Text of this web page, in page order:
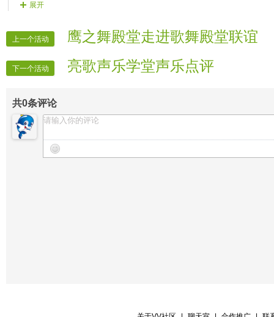
【25号演员放牛娃】 歌曲【朗诵】
展开
上一个活动 鹰之舞殿堂走进歌舞殿堂联谊
下一个活动 亮歌声乐学堂声乐点评
共0条评论